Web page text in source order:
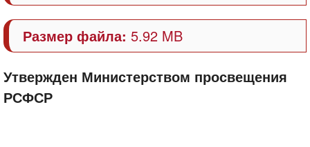
Размер файла: 5.92 MB
Утвержден Министерством просвещения
РСФСР